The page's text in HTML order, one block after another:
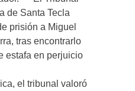
de Santa Tecla
prisión a Miguel
tras encontrarlo
estafa en perjuicio
el tribunal valoró